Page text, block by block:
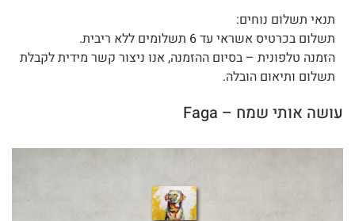
תנאי תשלום נוחים:
תשלום בכרטיס אשראי עד 6 תשלומים ללא ריבית.
הזמנה טלפונית – בסיום ההזמנה, אנו ניצור קשר מידית לקבלת
תשלום ותיאום הובלה.
עושה אותי שמח – Faga